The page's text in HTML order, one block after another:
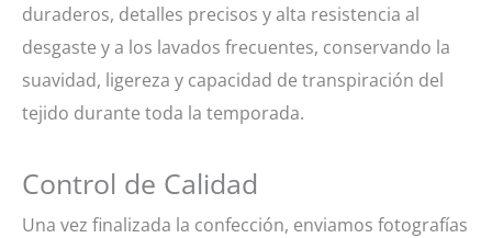
duraderos, detalles precisos y alta resistencia al
desgaste y a los lavados frecuentes, conservando la
suavidad, ligereza y capacidad de transpiración del
tejido durante toda la temporada.
Control de Calidad
Una vez finalizada la confección, enviamos fotografías